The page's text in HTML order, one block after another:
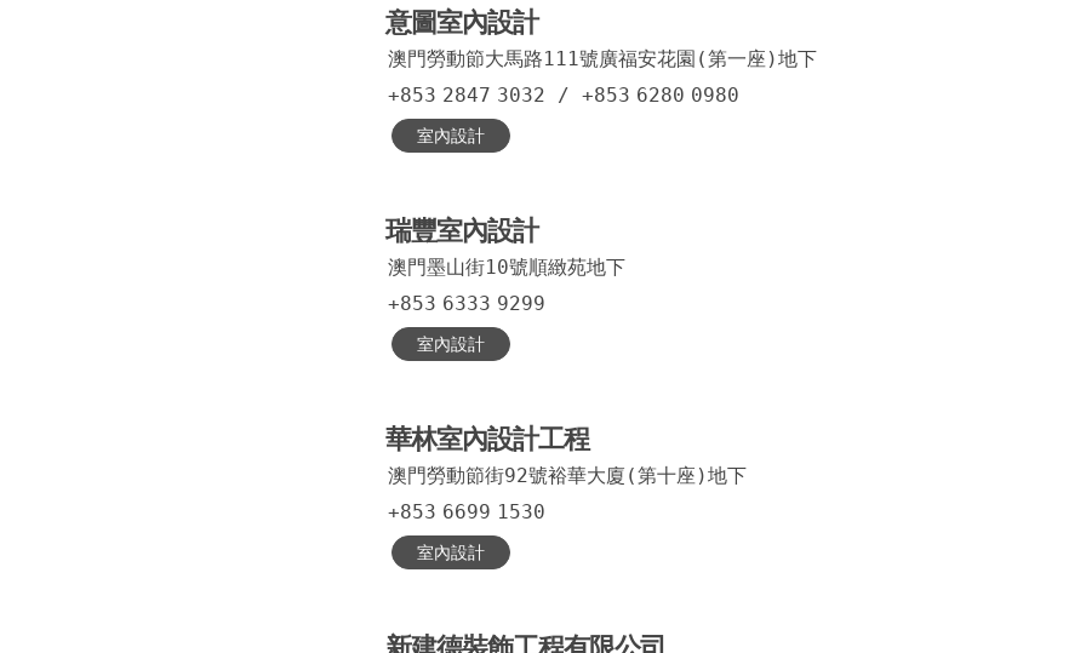
意圖室內設計
澳門勞動節大馬路111號廣福安花園(第一座)地下
+853 2847 3032 / +853 6280 0980
室內設計
瑞豐室內設計
澳門墨山街10號順緻苑地下
+853 6333 9299
室內設計
華林室內設計工程
澳門勞動節街92號裕華大廈(第十座)地下
+853 6699 1530
室內設計